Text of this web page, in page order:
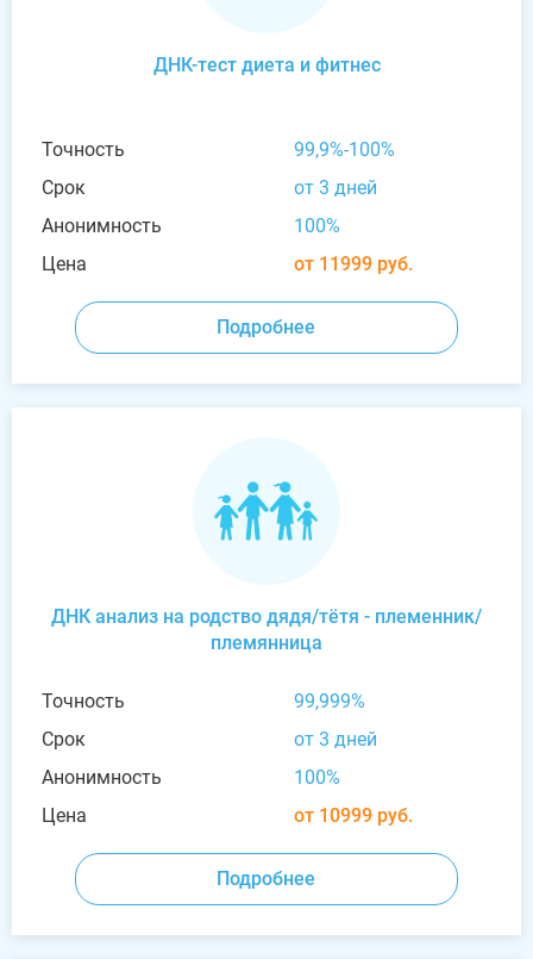
ДНК-тест диета и фитнес
Точность
99,9%-100%
Срок
от 3 дней
Анонимность
100%
Цена
от 11999 руб.
Подробнее
ДНК анализ на родство дядя/тётя - племенник/
племянница
Точность
99,999%
Срок
от 3 дней
Анонимность
100%
Цена
от 10999 руб.
Подробнее